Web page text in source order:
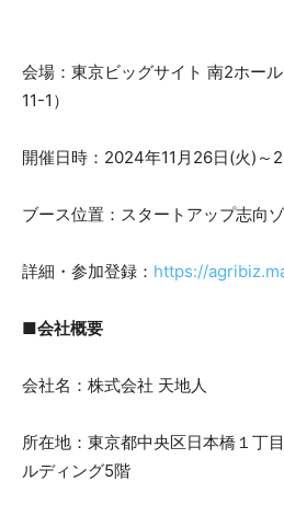
会場：東京ビッグサイト 南2ホー
11-1）
開催日時：2024年11月26日(火)～
ブース位置：スタートアップ志向
詳細・参加登録： https://
■会社概要
会社名：株式会社 天地人
所在地：東京都中央区日本橋１丁
ルディング5階